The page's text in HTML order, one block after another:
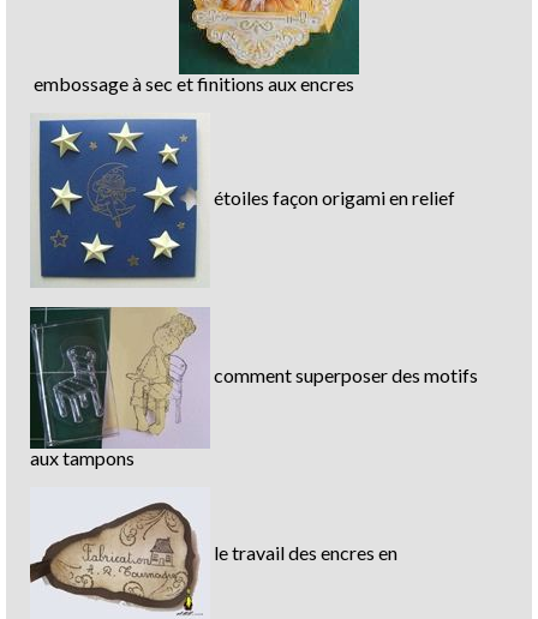
embossage à sec et finitions aux encres
étoiles façon origami en relief
comment superposer des motifs
aux tampons
le travail des encres en